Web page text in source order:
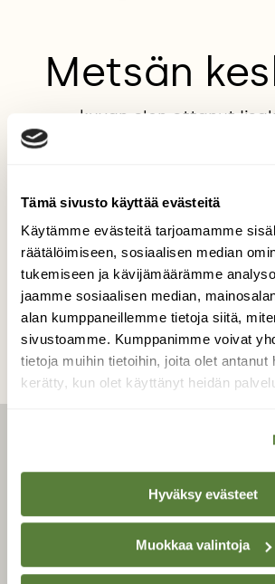
Tämä sivusto käyttää evästeitä
Käytämme evästeitä tarjoamamme
räätälöimiseen, sosiaalisen median
tukemiseen ja kävijämäärämme
jaamme sosiaalisen median,
alan kumppaneillemme tietoja siitä,
sivustoamme. Kumppanimme voivat
tietoja muihin tietoihin, joita olet antanut
kerätty, kun olet käyttänyt heidän
Hyväksy evästeet
Muokkaa valintoja
Metsän
kuvan olen ottanut
Mansikkaniemen metsässä
Kilpailun
Tilaa
Tilaa